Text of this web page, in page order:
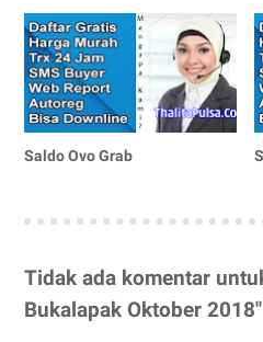
Saldo Ovo Grab
Tidak ada komentar
Bukalapak Oktober 2018"